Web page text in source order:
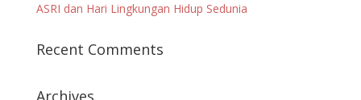
ASRI dan Hari Lingkungan Hidup Sedunia
Recent Comments